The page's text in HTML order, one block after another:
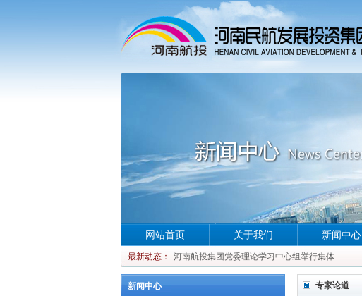
网站首页
最新动态：
河南航投集团党委理论学习中心组举行集体...
河南航投集团党委理论学习中心组举行集体...
河南航投集团党委理论学习中心组举行集体...
河南航投集团党委理论学习中心组举行集体...
关于我们 新闻中心
新闻中心 专家论道